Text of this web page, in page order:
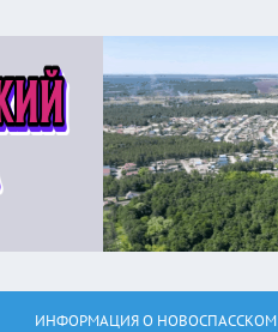
ИНФОРМАЦИЯ О НОВОСПАССКОМ